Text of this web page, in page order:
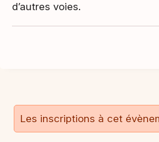
d’autres voies.
Les inscriptions à cet